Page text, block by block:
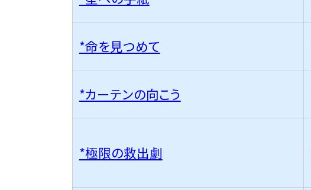
*命を見つめて
*カーテンの向こう
*極限の救出劇